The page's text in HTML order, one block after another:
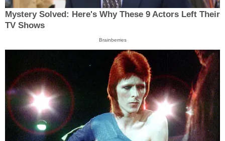
Mystery Solved: Here's Why These 9 Actors Left Their
TV Shows
Brainberries